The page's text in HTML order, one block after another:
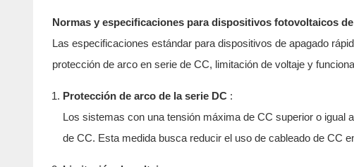
Normas y especificaciones para dispositivos fotovoltaicos
Las especificaciones estándar para dispositivos de apagado
protección de arco en serie de CC, limitación de voltaje y
Protección de arco de la serie DC:
Los sistemas con una tensión máxima de CC superior o
de CC. Esta medida busca reducir el uso de cableado de CC